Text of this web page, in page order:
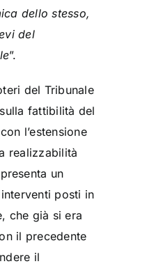
dello stesso,
del
”.
del Tribunale
fattibilità del
l’estensione
realizzabilità
un
posti in
che già si era
il precedente
il